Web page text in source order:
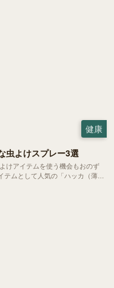
健康
虫よけスプレー3選
テムとして人気の「ハッカ（薄